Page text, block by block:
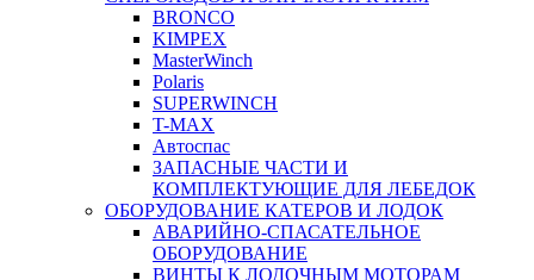
BRONCO
KIMPEX
MasterWinch
Polaris
SUPERWINCH
T-MAX
Автоспас
ЗАПАСНЫЕ ЧАСТИ И
КОМПЛЕКТУЮЩИЕ ДЛЯ ЛЕБЕДОК
ОБОРУДОВАНИЕ КАТЕРОВ И ЛОДОК
АВАРИЙНО-СПАСАТЕЛЬНОЕ
ОБОРУДОВАНИЕ
ВИНТЫ К ЛОДОЧНЫМ МОТОРАМ